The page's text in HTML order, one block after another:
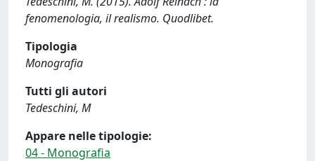
fenomenologia, il realismo. Quodlibet.
Tipologia
Monografia
Tutti gli autori
Tedeschini, M
Appare nelle tipologie:
04 - Monografia